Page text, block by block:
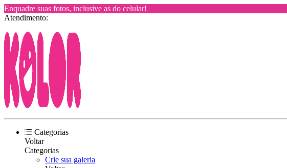
Enquadre suas fotos, inclusive as do celular!
Atendimento:
Categorias
Voltar
Categorias
Crie sua galeria